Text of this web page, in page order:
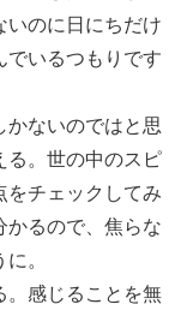
いのに日にちだけ
でいるつもりです
かないのではと思
る。世の中のスピ
をチェックしてみ
かるので、焦らな
。
。感じることを無